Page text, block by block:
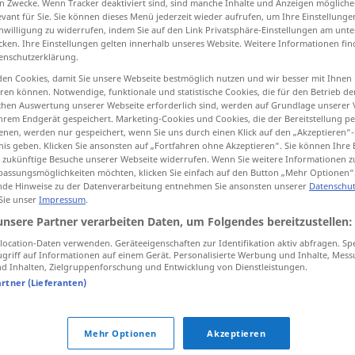
kopię, asekurować
),(vor DAT sichern
sichern IT
sichernBergsport
Zwecke. Wenn Tracker deaktiviert sind, sind manche Inhalte und Anzeigen
für Sie. Sie können dieses Menü jederzeit wieder aufrufen, um Ihre
zu widerrufen, indem Sie auf den Link Privatsphäre-Einstellungen am
Ihre Einstellungen gelten innerhalb unseres Website. Weitere Informationen
Cookies, damit Sie unsere Webseite bestmöglich nutzen und wir besser mit Ihnen
können. Notwendige, funktionale und statistische Cookies, die für den Betrieb
Auswertung unserer Webseite erforderlich sind, werden auf Grundlage unserer
Endgerät gespeichert. Marketing-Cookies und Cookies, die der Bereitstellung
werden nur gespeichert, wenn Sie uns durch einen Klick auf den
geben. Klicken Sie ansonsten auf „Fortfahren ohne Akzeptieren“. Sie können Ihre
Besuche unserer Webseite widerrufen. Wenn Sie weitere Informationen
möchten, klicken Sie einfach auf den Button „Mehr Optionen“.
Hinweise zu der Datenverarbeitung entnehmen Sie ansonsten unserer
unser Impressum.
Partner verarbeiten Daten, um Folgendes bereitzustellen:
Daten verwenden. Geräteeigenschaften zur Identifikation aktiv abfragen.
auf Informationen auf einem Gerät. Personalisierte Werbung und Inhalte,
Inhalten, Zielgruppenforschung und Entwicklung von Dienstleistungen.
(Lieferanten)
Mehr Optionen Akzeptieren